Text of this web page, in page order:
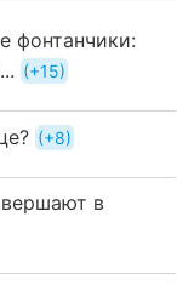
фонтанчики:
+15
+8
в